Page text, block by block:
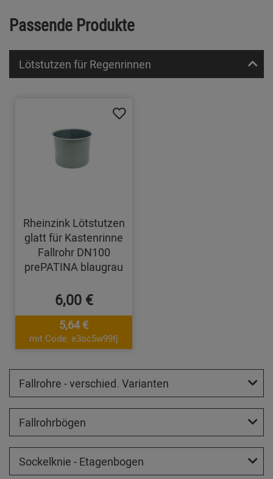
Passende Produkte
Lötstutzen für Regenrinnen
Rheinzink Lötstutzen
glatt für Kastenrinne
Fallrohr DN100
prePATINA blaugrau
6,00 €
5,64 €
mit Code: e3oc5w99fj
Fallrohre - verschied. Varianten
Fallrohrbögen
Sockelknie - Etagenbogen